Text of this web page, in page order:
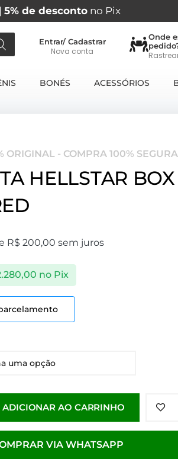
5% de descontono Pix
Entrar/ Cadastrar
Nova conta
Onde
BONÉS ACESSÓRIOS
ORIGINAL - COMPRA 100% SEGURA
HELLSTAR BOX
R$ 200,00 sem juros
no Pix
ADICIONAR AO CARRINHO
VIA WHATSAPP